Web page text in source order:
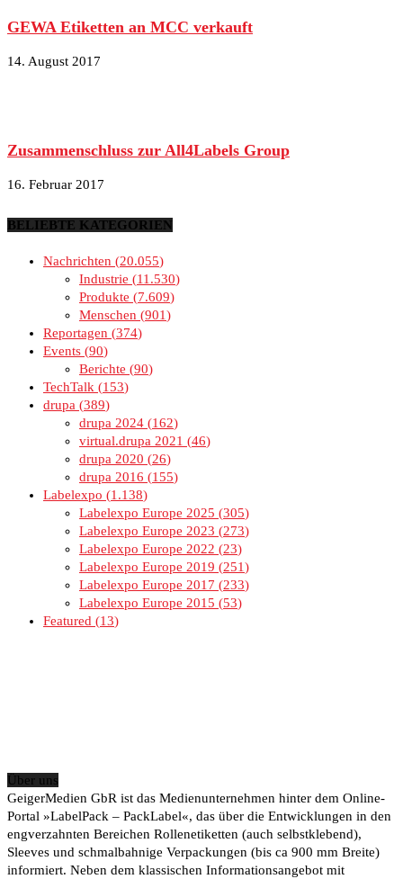
GEWA Etiketten an MCC verkauft
14. August 2017
Zusammenschluss zur All4Labels Group
16. Februar 2017
BELIEBTE KATEGORIEN
Nachrichten
20.055
Industrie
11.530
Produkte
7.609
Menschen
901
Reportagen
374
Events 90
Berichte
90
TechTalk
153
drupa
389
drupa 2024
162
virtual.drupa 2021
46
drupa 2020
26
drupa 2016
155
Labelexpo
1.138
Labelexpo Europe 2025
305
Labelexpo Europe 2023
273
Labelexpo Europe 2022
23
Labelexpo Europe 2019
251
Labelexpo Europe 2017
233
Labelexpo Europe 2015
53
Featured
13
Über uns
GeigerMedien GbR ist das Medienunternehmen hinter dem Online-
Portal »LabelPack – PackLabel«, das über die Entwicklungen in den
engverzahnten Bereichen Rollenetiketten (auch selbstklebend),
Sleeves und schmalbahnige Verpackungen (bis ca 900 mm Breite)
informiert. Neben dem klassischen Informationsangebot mit